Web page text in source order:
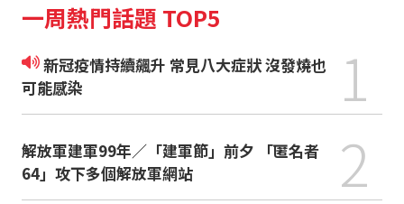
一周熱門話題 TOP5
新冠疫情持續飆升 常見八大症狀 沒發燒也
可能感染
1
解放軍建軍99年／「建軍節」前夕 「匿名者
64」攻下多個解放軍網站
2